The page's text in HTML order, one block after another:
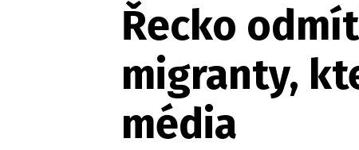
Řecko
migranty,
média